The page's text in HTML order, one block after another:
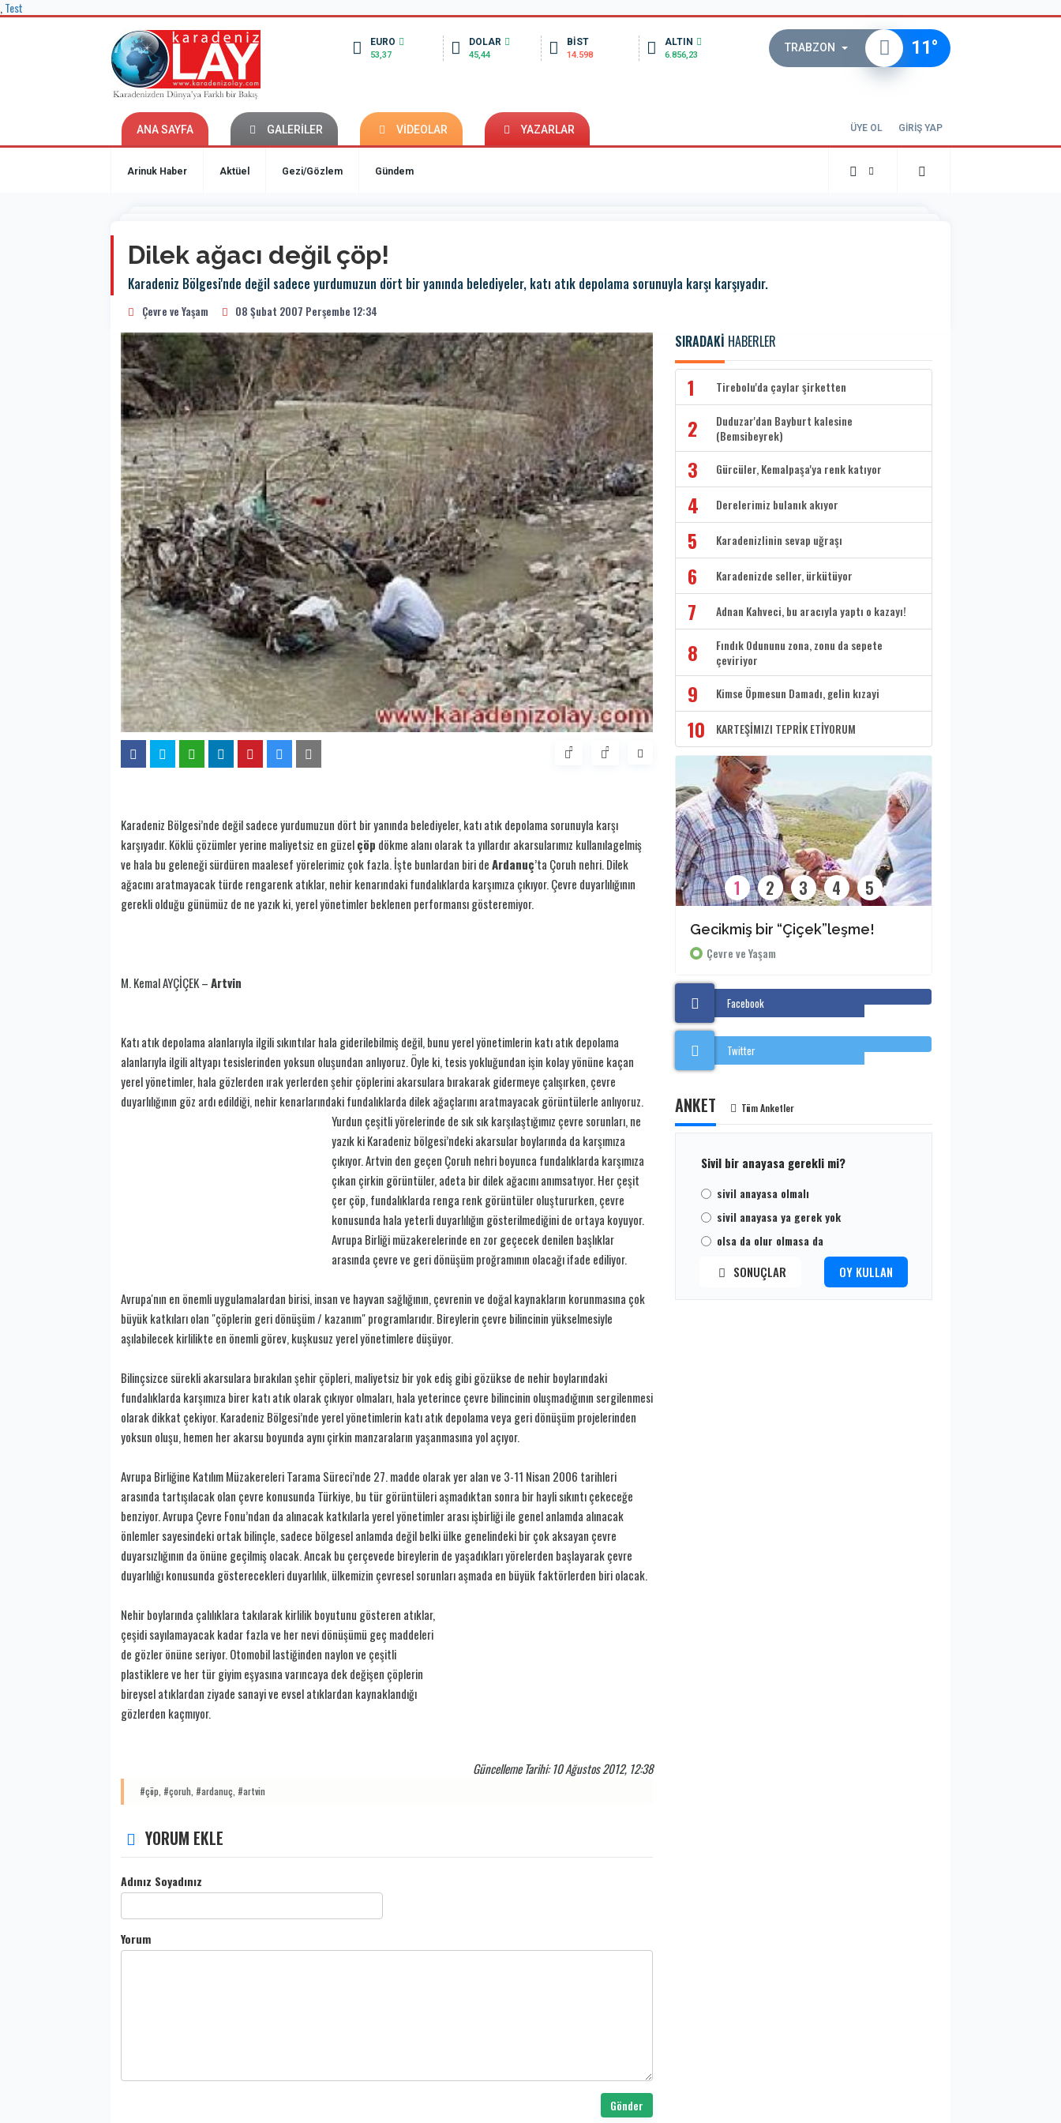
Test
EURO
53,37
DOLAR
45,44
BİST
14.598
ALTIN
6.856,23
TRABZON 11°
ANA SAYFA GALERİLER VİDEOLAR YAZARLAR ÜYE OL GİRİŞ YAP
Arinuk Haber Aktüel Gezi/Gözlem Gündem
Dilek ağacı değil çöp!
Karadeniz Bölgesi'nde değil sadece yurdumuzun dört bir yanında belediyeler, katı atık depolama sorunuyla karşı karşıyadır.
Çevre ve Yaşam 08 Şubat 2007 Perşembe 12:34
Karadeniz Bölgesi’nde değil sadece yurdumuzun dört bir yanında belediyeler, katı atık depolama sorunuyla karşı
karşıyadır. Köklü çözümler yerine maliyetsiz en güzelçöp dökme alanı olarak ta yıllardır akarsularımız kullanılagelmiş
ve hala bu geleneği sürdüren maalesef yörelerimiz çok fazla. İşte bunlardan biri deArdanuç’ta Çoruh nehri. Dilek
ağacını aratmayacak türde rengarenk atıklar, nehir kenarındaki fundalıklarda karşımıza çıkıyor. Çevre duyarlılığının
gerekli olduğu günümüz de ne yazık ki, yerel yönetimler beklenen performansı gösteremiyor.
M. Kemal AYÇİÇEK –Artvin
Katı atık depolama alanlarıyla ilgili sıkıntılar hala giderilebilmiş değil, bunu yerel yönetimlerin katı atık depolama
alanlarıyla ilgili altyapı tesislerinden yoksun oluşundan anlıyoruz. Öyle ki, tesis yokluğundan işin kolay yönüne kaçan
yerel yönetimler, hala gözlerden ırak yerlerden şehir çöplerini akarsulara bırakarak gidermeye çalışırken, çevre
duyarlılığının göz ardı edildiği, nehir kenarlarındaki fundalıklarda dilek ağaçlarını aratmayacak görüntülerle anlıyoruz.
Yurdun çeşitli yörelerinde de sık sık karşılaştığımız çevre sorunları, ne
yazık ki Karadeniz bölgesi’ndeki akarsular boylarında da karşımıza
çıkıyor. Artvin den geçen Çoruh nehri boyunca fundalıklarda karşımıza
çıkan çirkin görüntüler, adeta bir dilek ağacını anımsatıyor. Her çeşit
çer çöp, fundalıklarda renga renk görüntüler oluştururken, çevre
konusunda hala yeterli duyarlılığın gösterilmediğini de ortaya koyuyor.
Avrupa Birliği müzakerelerinde en zor geçecek denilen başlıklar
arasında çevre ve geri dönüşüm proğramının olacağı ifade ediliyor.
Avrupa'nın en önemli uygulamalardan birisi, insan ve hayvan sağlığının, çevrenin ve doğal kaynakların korunmasına çok
büyük katkıları olan "çöplerin geri dönüşüm / kazanım" programlarıdır. Bireylerin çevre bilincinin yükselmesiyle
aşılabilecek kirlilikte en önemli görev, kuşkusuz yerel yönetimlere düşüyor.
Bilinçsizce sürekli akarsulara bırakılan şehir çöpleri, maliyetsiz bir yok ediş gibi gözükse de nehir boylarındaki
fundalıklarda karşımıza birer katı atık olarak çıkıyor olmaları, hala yeterince çevre bilincinin oluşmadığının sergilenmesi
olarak dikkat çekiyor. Karadeniz Bölgesi’nde yerel yönetimlerin katı atık depolama veya geri dönüşüm projelerinden
yoksun oluşu, hemen her akarsu boyunda aynı çirkin manzaraların yaşanmasına yol açıyor.
Avrupa Birliğine Katılım Müzakereleri Tarama Süreci’nde 27. madde olarak yer alan ve 3-11 Nisan 2006 tarihleri
arasında tartışılacak olan çevre konusunda Türkiye, bu tür görüntüleri aşmadıktan sonra bir hayli sıkıntı çekeceğe
benziyor. Avrupa Çevre Fonu’ndan da alınacak katkılarla yerel yönetimler arası işbirliği ile genel anlamda alınacak
önlemler sayesindeki ortak bilinçle, sadece bölgesel anlamda değil belki ülke genelindeki bir çok aksayan çevre
duyarsızlığının da önüne geçilmiş olacak. Ancak bu çerçevede bireylerin de yaşadıkları yörelerden başlayarak çevre
duyarlılığı konusunda gösterecekleri duyarlılık, ülkemizin çevresel sorunları aşmada en büyük faktörlerden biri olacak.
Nehir boylarında çalılıklara takılarak kirlilik boyutunu gösteren atıklar,
çeşidi sayılamayacak kadar fazla ve her nevi dönüşümü geç maddeleri
de gözler önüne seriyor. Otomobil lastiğinden naylon ve çeşitli
plastiklere ve her tür giyim eşyasına varıncaya dek değişen çöplerin
bireysel atıklardan ziyade sanayi ve evsel atıklardan kaynaklandığı
gözlerden kaçmıyor.
Güncelleme Tarihi: 10 Ağustos 2012, 12:38
#çöp, #çoruh, #ardanuç, #artvin
YORUM EKLE
Adınız Soyadınız
Yorum
Gönder
SIRADAKİ HABERLER
1 Tirebolu'da çaylar şirketten
2
Duduzar'dan Bayburt kalesine
(Bemsibeyrek)
3 Gürcüler, Kemalpaşa'ya renk katıyor
4 Derelerimiz bulanık akıyor
5 Karadenizlinin sevap uğraşı
6 Karadenizde seller, ürkütüyor
7 Adnan Kahveci, bu aracıyla yaptı o kazayı!
8
Fındık Odununu zona, zonu da sepete
çeviriyor
9 Kimse Öpmesun Damadı, gelin kızayi
10 KARTEŞİMIZI TEPRİK ETİYORUM
Gecikmiş bir “Çiçek”leşme!
Çevre ve Yaşam
1 2 3 4 5
Facebook
Twitter
ANKET Tüm Anketler
Sivil bir anayasa gerekli mi?
sivil anayasa olmalı
sivil anayasa ya gerek yok
olsa da olur olmasa da
SONUÇLAR OY KULLAN